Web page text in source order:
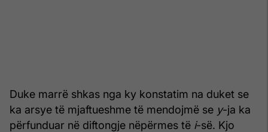
Duke marrë shkas nga ky konstatim na duket se
ka arsye të mjaftueshme të mendojmë se y-ja ka
përfunduar në diftongje nëpërmes të i-së. Kjo